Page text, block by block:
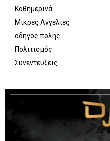
Καθημερινά
Μικρες Αγγελιες
οδηγος πολης
Πολιτισμός
Συνεντευξεις